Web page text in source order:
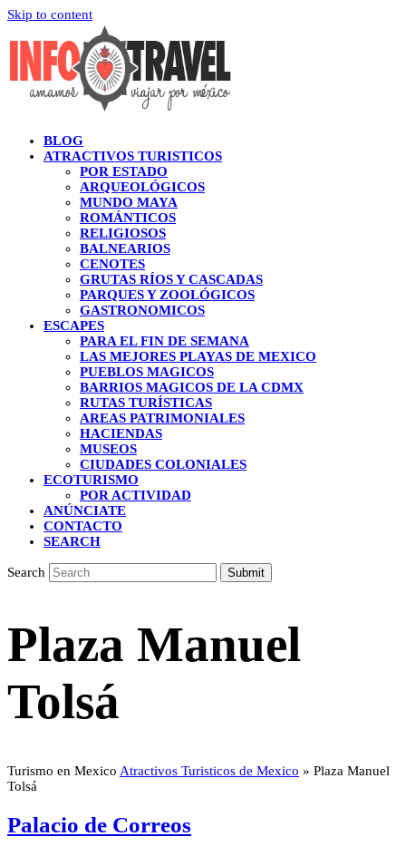
Skip to content
BLOG
ATRACTIVOS TURISTICOS
POR ESTADO
ARQUEOLÓGICOS
MUNDO MAYA
ROMÁNTICOS
RELIGIOSOS
BALNEARIOS
CENOTES
GRUTAS RÍOS Y CASCADAS
PARQUES Y ZOOLÓGICOS
GASTRONOMICOS
ESCAPES
PARA EL FIN DE SEMANA
LAS MEJORES PLAYAS DE MEXICO
PUEBLOS MAGICOS
BARRIOS MAGICOS DE LA CDMX
RUTAS TURÍSTICAS
AREAS PATRIMONIALES
HACIENDAS
MUSEOS
CIUDADES COLONIALES
ECOTURISMO
POR ACTIVIDAD
ANÚNCIATE
CONTACTO
SEARCH
Search Submit
Plaza Manuel
Tolsá
Turismo en Mexico Atractivos Turisticos de Mexico » Plaza Manuel
Tolsá
Palacio de Correos